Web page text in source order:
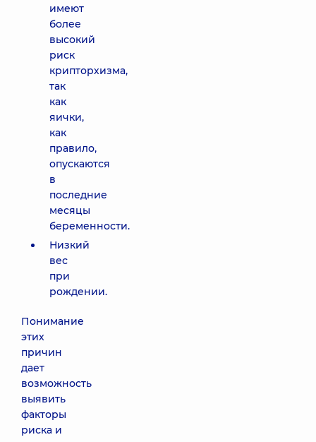
имеют
более
высокий
риск
крипторхизма,
так
как
яички,
как
правило,
опускаются
в
последние
месяцы
беременности.
Низкий
вес
при
рождении.
Понимание
этих
причин
дает
возможность
выявить
факторы
риска и